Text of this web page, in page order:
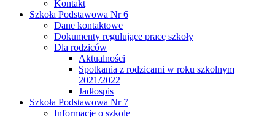
Kontakt
Szkoła Podstawowa Nr 6
Dane kontaktowe
Dokumenty regulujące pracę szkoły
Dla rodziców
Aktualności
Spotkania z rodzicami w roku szkolnym
2021/2022
Jadłospis
Szkoła Podstawowa Nr 7
Informacje o szkole